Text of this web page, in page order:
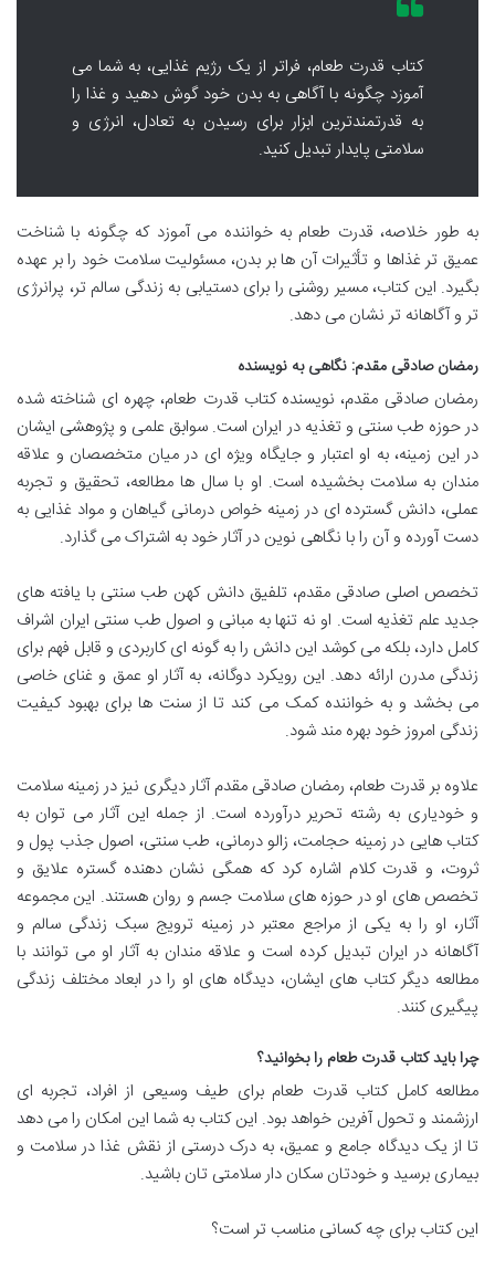
کتاب قدرت طعام، فراتر از یک رژیم غذایی، به شما می
آموزد چگونه با آگاهی به بدن خود گوش دهید و غذا را
به قدرتمندترین ابزار برای رسیدن به تعادل، انرژی و
سلامتی پایدار تبدیل کنید.
به طور خلاصه، قدرت طعام به خواننده می آموزد که چگونه با شناخت
عمیق تر غذاها و تأثیرات آن ها بر بدن، مسئولیت سلامت خود را بر عهده
بگیرد. این کتاب، مسیر روشنی را برای دستیابی به زندگی سالم تر، پرانرژی
تر و آگاهانه تر نشان می دهد.
رمضان صادقی مقدم: نگاهی به نویسنده
رمضان صادقی مقدم، نویسنده کتاب قدرت طعام، چهره ای شناخته شده
در حوزه طب سنتی و تغذیه در ایران است. سوابق علمی و پژوهشی ایشان
در این زمینه، به او اعتبار و جایگاه ویژه ای در میان متخصصان و علاقه
مندان به سلامت بخشیده است. او با سال ها مطالعه، تحقیق و تجربه
عملی، دانش گسترده ای در زمینه خواص درمانی گیاهان و مواد غذایی به
دست آورده و آن را با نگاهی نوین در آثار خود به اشتراک می گذارد.
تخصص اصلی صادقی مقدم، تلفیق دانش کهن طب سنتی با یافته های
جدید علم تغذیه است. او نه تنها به مبانی و اصول طب سنتی ایران اشراف
کامل دارد، بلکه می کوشد این دانش را به گونه ای کاربردی و قابل فهم برای
زندگی مدرن ارائه دهد. این رویکرد دوگانه، به آثار او عمق و غنای خاصی
می بخشد و به خواننده کمک می کند تا از سنت ها برای بهبود کیفیت
زندگی امروز خود بهره مند شود.
علاوه بر قدرت طعام، رمضان صادقی مقدم آثار دیگری نیز در زمینه سلامت
و خودیاری به رشته تحریر درآورده است. از جمله این آثار می توان به
کتاب هایی در زمینه حجامت، زالو درمانی، طب سنتی، اصول جذب پول و
ثروت، و قدرت کلام اشاره کرد که همگی نشان دهنده گستره علایق و
تخصص های او در حوزه های سلامت جسم و روان هستند. این مجموعه
آثار، او را به یکی از مراجع معتبر در زمینه ترویج سبک زندگی سالم و
آگاهانه در ایران تبدیل کرده است و علاقه مندان به آثار او می توانند با
مطالعه دیگر کتاب های ایشان، دیدگاه های او را در ابعاد مختلف زندگی
پیگیری کنند.
چرا باید کتاب قدرت طعام را بخوانید؟
مطالعه کامل کتاب قدرت طعام برای طیف وسیعی از افراد، تجربه ای
ارزشمند و تحول آفرین خواهد بود. این کتاب به شما این امکان را می دهد
تا از یک دیدگاه جامع و عمیق، به درک درستی از نقش غذا در سلامت و
بیماری برسید و خودتان سکان دار سلامتی تان باشید.
این کتاب برای چه کسانی مناسب تر است؟